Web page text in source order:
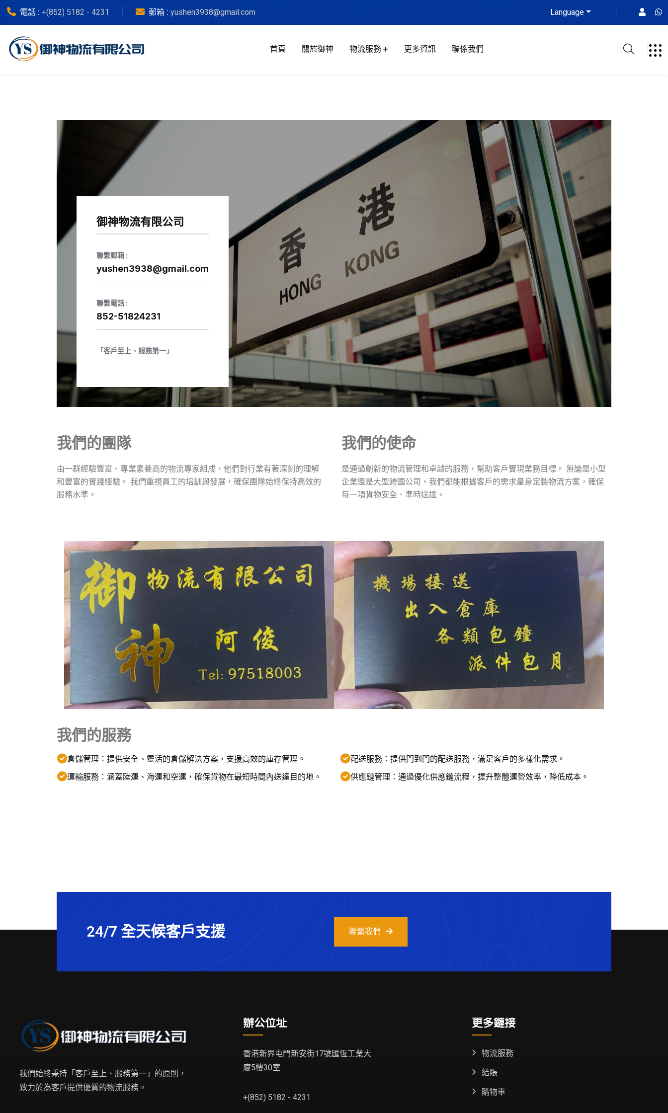
電話 : +(852) 5182 - 4231 郵箱 : yushen3938@gmail.com Language
首頁 關於御神 物流服務 更多資訊 聯係我們
御神物流有限公司
聯繫郵箱 :
yushen3938@gmail.com
聯繫電話 :
852-51824231
「客戶至上、服務第一」
我們的團隊
由一群經驗豐富、專業素養高的物流專家組成，他們對行業有著深刻的理解
和豐富的實踐經驗。 我們重視員工的培訓與發展，確保團隊始終保持高效的
服務水準。
我們的使命
是通過創新的物流管理和卓越的服務，幫助客戶實現業務目標。 無論是小型
企業還是大型跨國公司，我們都能根據客戶的需求量身定製物流方案，確保
每一項貨物安全、準時送達。
我們的服務
倉儲管理：提供安全、靈活的倉儲解決方案，支援高效的庫存管理。
運輸服務：涵蓋陸運、海運和空運，確保貨物在最短時間內送達目的地。
配送服務：提供門到門的配送服務，滿足客戶的多樣化需求。
供應鏈管理：通過優化供應鏈流程，提升整體運營效率，降低成本。
24/7 全天候客戶支援 聯繫我們
我們始終秉持「客戶至上、服務第一」的原則，
致力於為客戶提供優質的物流服務。
辦公位址
香港新界屯門新安街17號匯恆工業大
廈5樓30室
+(852) 5182 - 4231
更多鏈接
物流服務
結賬
購物車